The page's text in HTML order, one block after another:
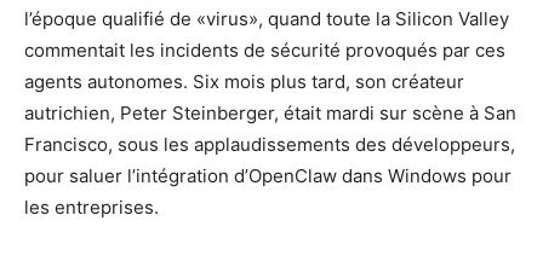
l’époque qualifié de «virus», quand toute la Silicon Valley
commentait les incidents de sécurité provoqués par ces
agents autonomes. Six mois plus tard, son créateur
autrichien, Peter Steinberger, était mardi sur scène à San
Francisco, sous les applaudissements des développeurs,
pour saluer l’intégration d’OpenClaw dans Windows pour
les entreprises.